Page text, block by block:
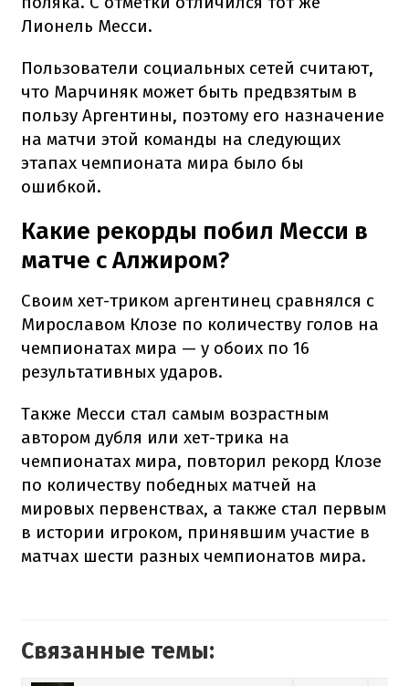
Лионель Месси.
Пользователи социальных сетей считают,
что Марчиняк может быть предвзятым в
пользу Аргентины, поэтому его назначение
на матчи этой команды на следующих
этапах чемпионата мира было бы
ошибкой.
Какие рекорды побил Месси в
матче с Алжиром?
Своим хет-триком аргентинец сравнялся с
Мирославом Клозе по количеству голов на
чемпионатах мира — у обоих по 16
результативных ударов.
Также Месси стал самым возрастным
автором дубля или хет-трика на
чемпионатах мира, повторил рекорд Клозе
по количеству победных матчей на
мировых первенствах, а также стал первым
в истории игроком, принявшим участие в
матчах шести разных чемпионатов мира.
Связанные темы: